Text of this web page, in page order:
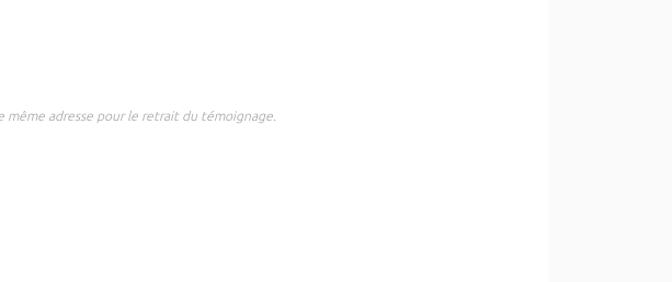
adresse pour le retrait du témoignage.